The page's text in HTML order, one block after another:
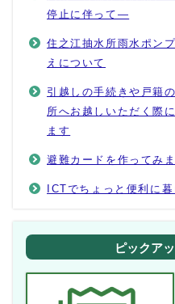
停止に伴って―
住之江抽水所雨水ポン
えについて
引越しの手続きや戸籍
所へお越しいただく際
ます
避難カードを作ってみま
ICTでちょっと便利に暮
ピックア